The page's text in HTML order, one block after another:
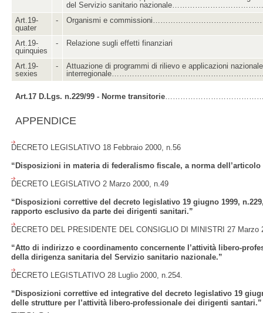
del Servizio sanitario
Art.19-
quater
- Organismi e
Art.19-
quinquies
- Relazione sugli effetti finanziari
Art.19-
sexies
-
Attuazione di programmi di rilievo e applicazioni
Art.17 D.Lgs. n.229/99 - Norme transitorie
APPENDICE
DECRETO LEGISLATIVO 18 Febbraio 2000, n.56
“Disposizioni in materia di federalismo fiscale, a norma dell’articolo
DECRETO LEGISLATIVO 2 Marzo 2000, n.49
“Disposizioni correttive del decreto legislativo 19 giugno 1999,
rapporto esclusivo da parte dei dirigenti sanitari.”
DECRETO DEL PRESIDENTE DEL CONSIGLIO DI MINISTRI 27 Marzo
“Atto di indirizzo e coordinamento concernente l’attività libero-
della dirigenza sanitaria del Servizio sanitario nazionale.”
DECRETO LEGISTLATIVO 28 Luglio 2000, n.254.
“Disposizioni correttive ed integrative del decreto legislativo 19
delle strutture per l’attività libero-professionale dei dirigenti santari.”